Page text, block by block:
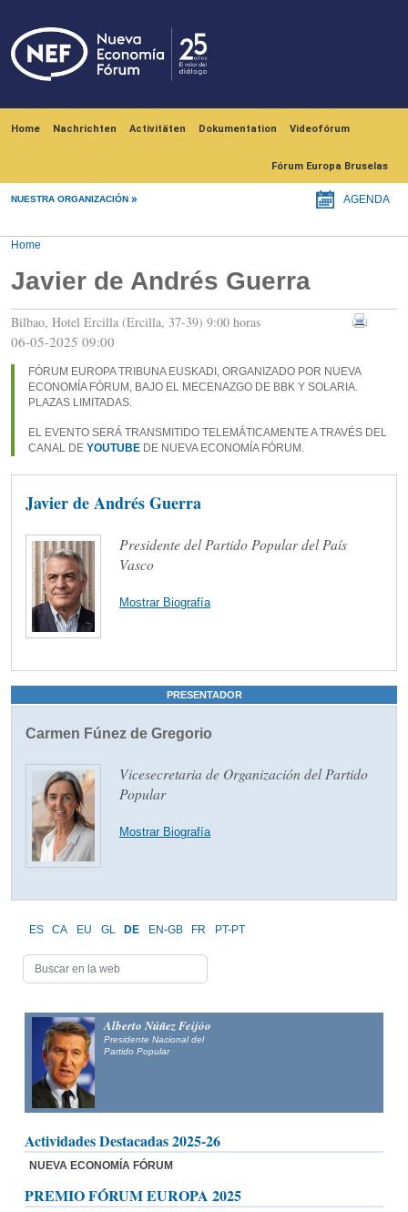
Home Nachrichten Activitäten Dokumentation Videofórum
Fórum Europa Bruselas
NUESTRA ORGANIZACIÓN AGENDA
Home
Javier de Andrés Guerra
Bilbao, Hotel Ercilla (Ercilla, 37-39) 9:00 horas
06-05-2025 09:00
FÓRUM EUROPA TRIBUNA EUSKADI, ORGANIZADO POR NUEVA
ECONOMÍA FÓRUM, BAJO EL MECENAZGO DE BBK Y SOLARIA.
PLAZAS LIMITADAS.
EL EVENTO SERÁ TRANSMITIDO TELEMÁTICAMENTE A TRAVÉS DEL
CANAL DE YOUTUBE DE NUEVA ECONOMÍA FÓRUM.
Javier de Andrés Guerra
Presidente del Partido Popular del País
Vasco
Mostrar Biografía
PRESENTADOR
Carmen Fúnez de Gregorio
Vicesecretaria de Organización del Partido
Popular
Mostrar Biografía
ES CA EU GL DE EN-GB FR PT-PT
Alberto Núñez Feijóo
Presidente Nacional del
Partido Popular
Actividades Destacadas 2025-26
NUEVA ECONOMÍA FÓRUM
PREMIO FÓRUM EUROPA 2025